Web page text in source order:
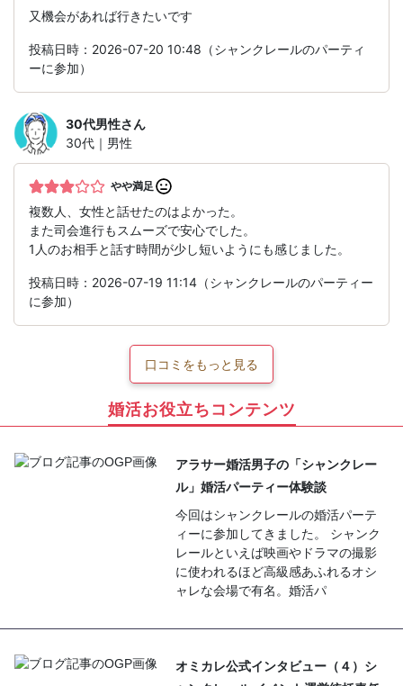
又機会があれば行きたいです
投稿日時：2026-07-20 10:48（シャンクレールのパーティ
ーに参加）
30代男性さん
30代｜男性
やや満足
複数人、女性と話せたのはよかった。
また司会進行もスムーズで安心でした。
1人のお相手と話す時間が少し短いようにも感じました。
投稿日時：2026-07-19 11:14（シャンクレールのパーティー
に参加）
口コミをもっと見る
婚活お役立ちコンテンツ
アラサー婚活男子の「シャンクレー
ル」婚活パーティー体験談
今回はシャンクレールの婚活パーテ
ィーに参加してきました。 シャンク
レールといえば映画やドラマの撮影
に使われるほど高級感あふれるオシ
ャレな会場で有名。婚活パ
オミカレ公式インタビュー（４）シ